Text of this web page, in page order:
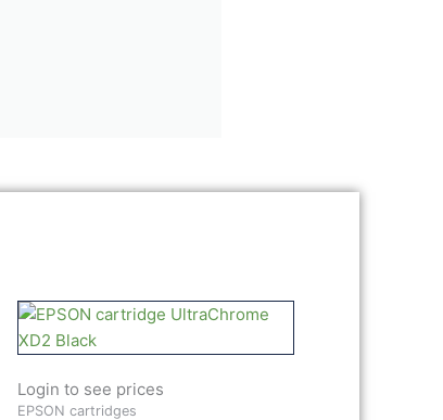
Login to see prices
EPSON cartridges